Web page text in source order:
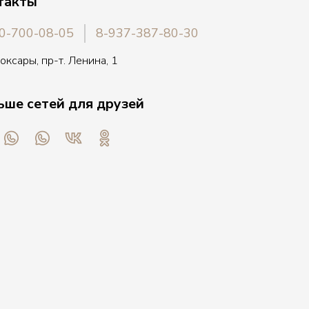
700-08-05 8-937-387-80-30
пр-т. Ленина, 1
сетей для друзей